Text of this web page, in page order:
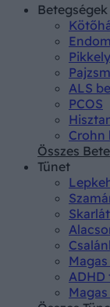
Betegségek
ALS
PCOS
Crohn
Összes
Tünet
ADHD